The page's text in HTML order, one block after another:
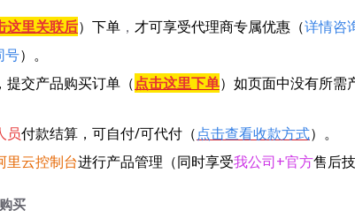
这里关联后） 下单 ， 才可享受代理商专属优惠 （详情咨
号） 。
提交产品购买订单（点击这里下单） 如页面中没有所需
员付款结算，可自付/可代付（点击查看收款方式）。
里云控制台进行产品管理（同时享受我公司+官方售后
买